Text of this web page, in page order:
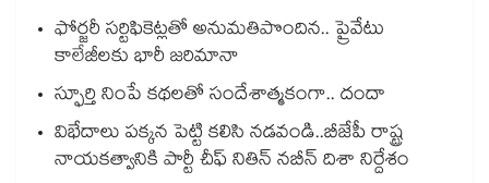
ఫోర్జరీ సర్టిఫికెట్లతో అనుమతిపొందిన.. ప్రైవేటు
కాలేజీలకు భారీ జరిమానా
స్ఫూర్తి నింపే కథలతో సందేశాత్మకంగా.. దందా
విభేదాలు పక్కన పెట్టి కలిసి నడవండి..బీజేపీ రాష్ట్ర
నాయకత్వానికి పార్టీ చీఫ్ నితిన్ నబీన్ దిశా నిర్దేశం